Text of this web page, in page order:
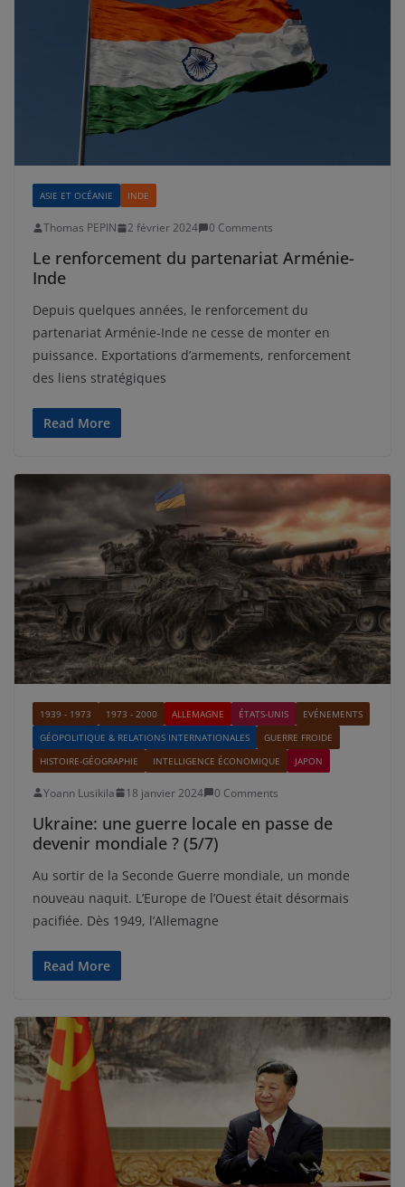
ASIE ET OCÉANIE INDE
Thomas PEPIN 2 février 2024 0 Comments
Le renforcement du partenariat Arménie-
Inde
Depuis quelques années, le renforcement du
partenariat Arménie-Inde ne cesse de monter en
puissance. Exportations d’armements, renforcement
des liens stratégiques
Read More
1939 - 1973 1973 - 2000 ALLEMAGNE ÉTATS-UNIS
EVÉNEMENTS
GÉOPOLITIQUE & RELATIONS INTERNATIONALES
GUERRE FROIDE
HISTOIRE-GÉOGRAPHIE
INTELLIGENCE ÉCONOMIQUE JAPON
Yoann Lusikila 18 janvier 2024 0 Comments
Ukraine: une guerre locale en passe de
devenir mondiale ? (5/7)
Au sortir de la Seconde Guerre mondiale, un monde
nouveau naquit. L’Europe de l’Ouest était désormais
pacifiée. Dès 1949, l’Allemagne
Read More